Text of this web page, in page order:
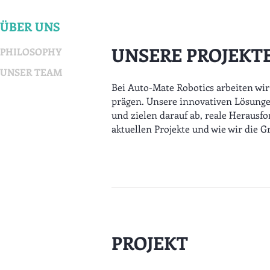
UNSERE
Bei Auto-Mate Robotics arbeiten
prägen. Unsere innovativen
und zielen darauf ab, reale
aktuellen Projekte und wie wir die
ÜBER UNS
PHILOSOPHY
UNSER TEAM
PROJEKT